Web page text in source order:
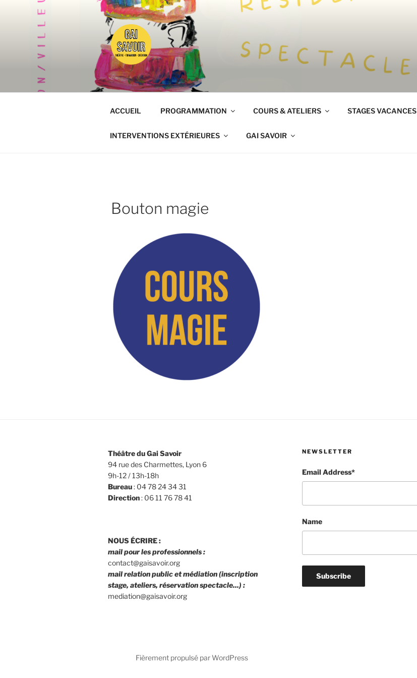
GAISAVOIR
Osez le théâtre !
ACCUEIL PROGRAMMATION COURS & ATELIERS STAGES VACANCES
INTERVENTIONS EXTÉRIEURES GAI SAVOIR
Bouton magie
Théâtre du Gai Savoir
94 rue des Charmettes, Lyon 6
9h-12 / 13h-18h
Bureau: 04 78 24 34 31
Direction: 06 11 76 78 41
NOUS ÉCRIRE :
mail pour les professionnels :
contact@gaisavoir.org
mail relation public et médiation (inscription
stage, ateliers, réservation spectacle...) :
mediation@gaisavoir.org
NEWSLETTER
Email Address*
Name
Fièrement propulsé par WordPress